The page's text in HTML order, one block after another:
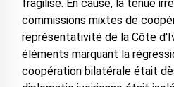
fragilisé. En cause, la tenue
commissions mixtes de
représentativité de la Côte
éléments marquant la
coopération bilatérale était